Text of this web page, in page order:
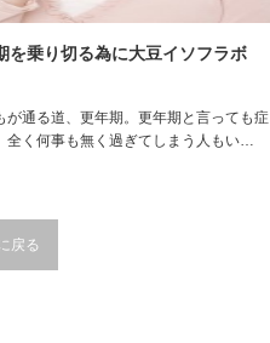
を乗り切る為に大豆イソフラボ
が通る道、更年期。更年期と言っても症
全く何事も無く過ぎてしまう人もい…
戻る